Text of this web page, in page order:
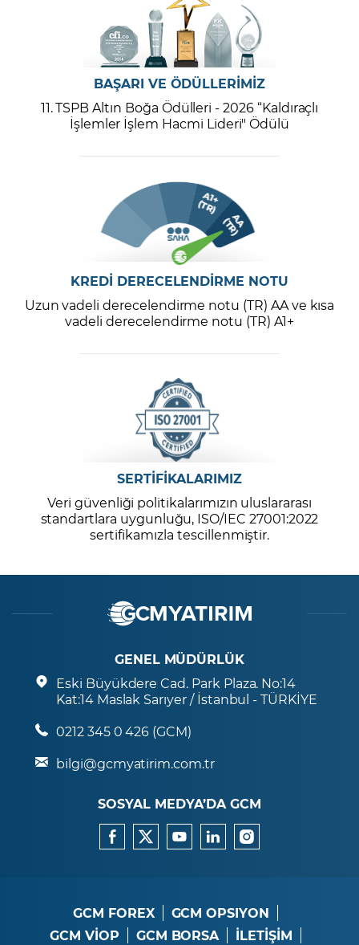
BAŞARI VE ÖDÜLLERİMİZ
11. TSPB Altın Boğa Ödülleri - 2026 “Kaldıraçlı
İşlemler İşlem Hacmi Lideri" Ödülü
KREDİ DERECELENDİRME NOTU
Uzun vadeli derecelendirme notu (TR) AA ve kısa
vadeli derecelendirme notu (TR) A1+
SERTİFİKALARIMIZ
Veri güvenliği politikalarımızın uluslararası
standartlara uygunluğu, ISO/IEC 27001:2022
sertifikamızla tescillenmiştir.
GENEL MÜDÜRLÜK
Eski Büyükdere Cad. Park Plaza. No:14
Kat:14 Maslak Sarıyer / İstanbul - TÜRKİYE
0212 345 0 426 (GCM)
bilgi@gcmyatirim.com.tr
SOSYAL MEDYA’DA GCM
GCM FOREX
GCM OPSIYON
GCM VİOP
GCM BORSA
İLETİŞİM